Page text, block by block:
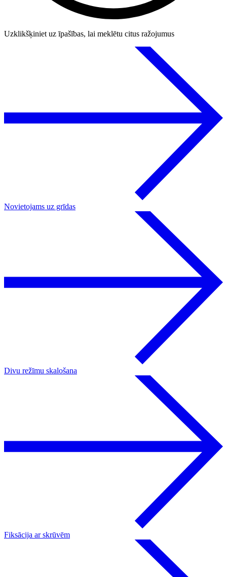
Uzklikšķiniet uz īpašības, lai meklētu citus ražojumus
Novietojams uz grīdas
Divu režīmu skalošana
Fiksācija ar skrūvēm